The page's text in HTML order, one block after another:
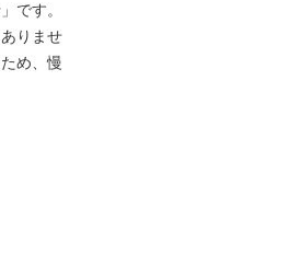
です。
りませ
ため、慢